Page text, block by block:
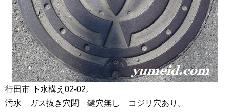
行田市 下水構え02-02。
汚水 ガス抜き穴閉 鍵穴無し コジリ穴あり。